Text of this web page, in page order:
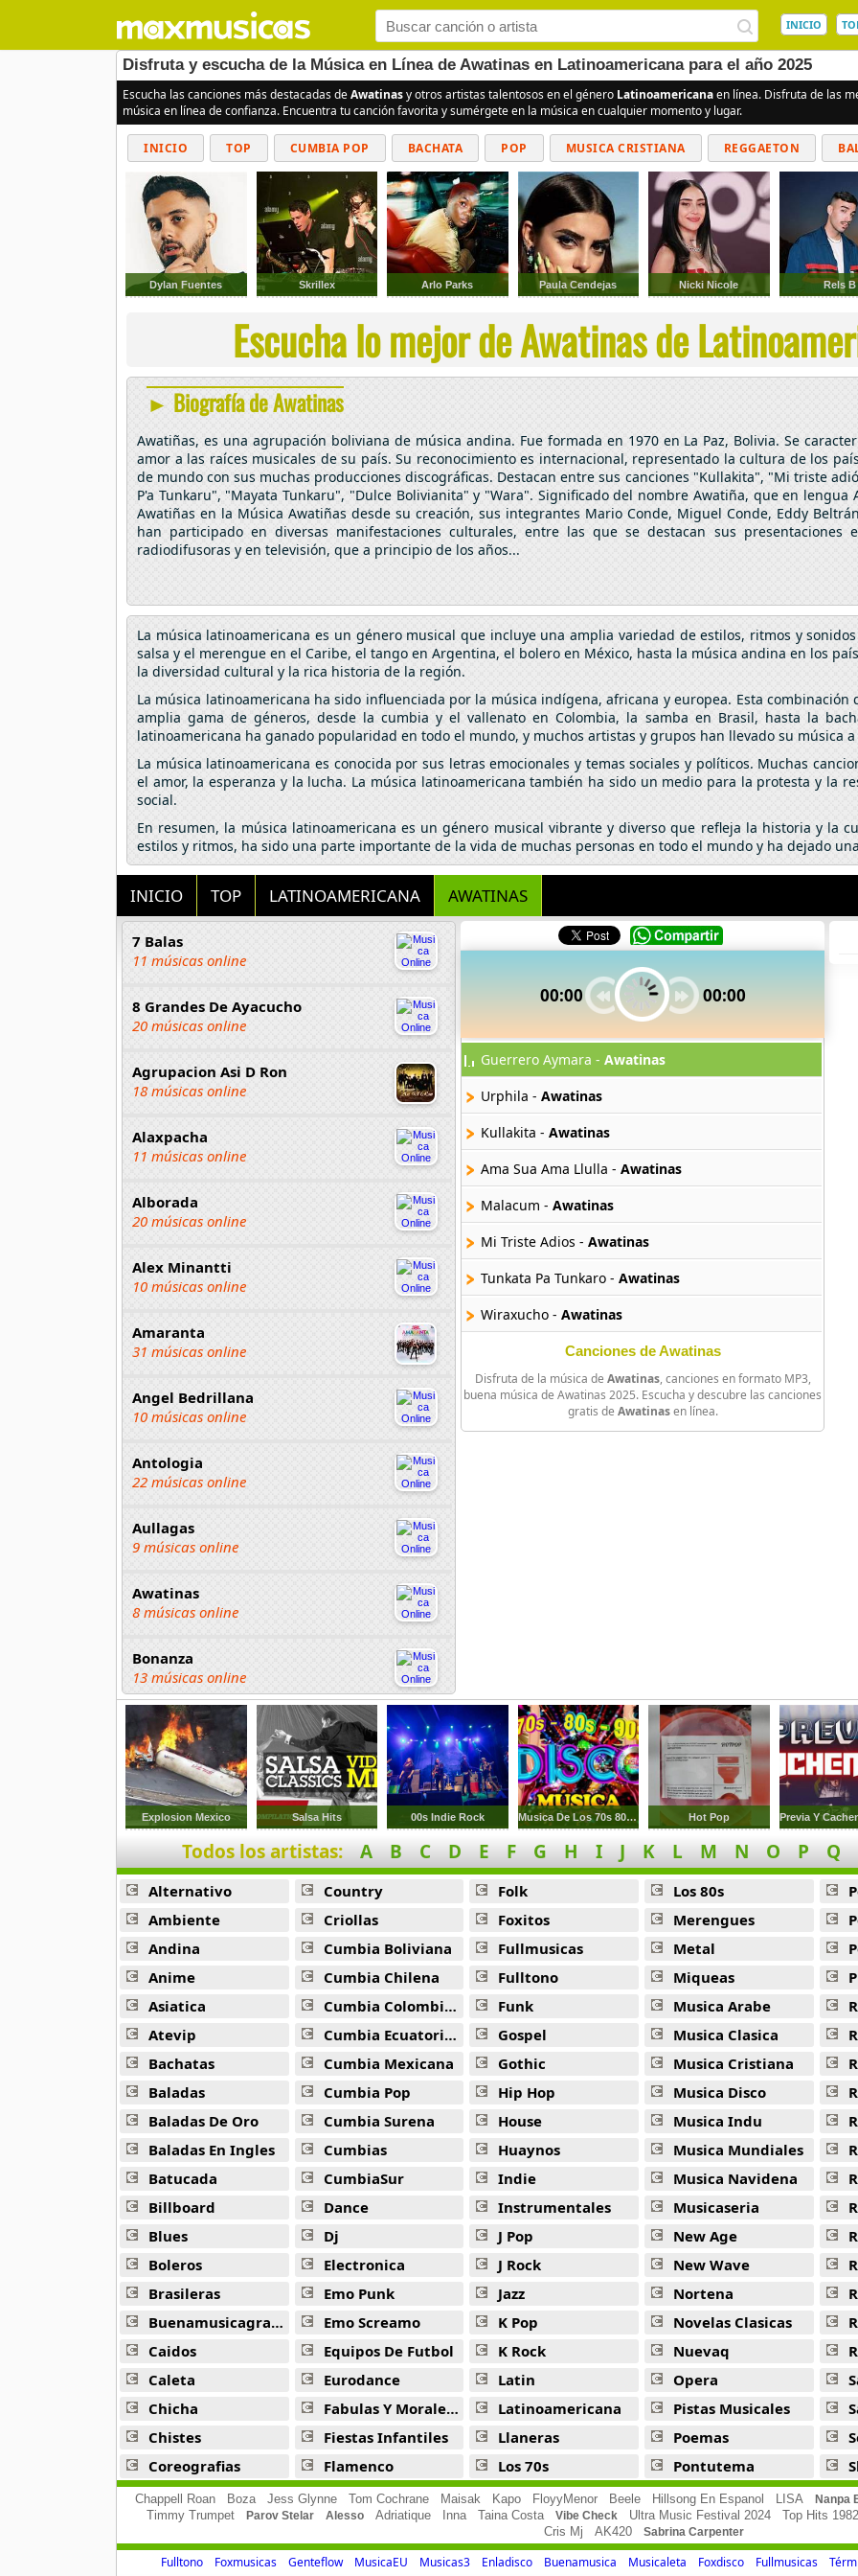
INICIO
Disfruta y escucha de la Música en Línea de Awatinas en Latinoamericana para el año 2025
Escucha las canciones más destacadas deAwatinasy otros artistas talentosos en el género Latinoamericanaen línea. Disfruta de las
música en línea de confianza. Encuentra tu canción favorita y sumérgete en la música en cualquier momento y lugar.
INICIO TOP CUMBIA POP BACHATA POP MUSICA CRISTIANA REGGAETON
CUMBIAS
Dylan Fuentes Skrillex Arlo Parks Paula Cendejas Nicki Nicole Rels B
Escucha lo mejor de Awatinas de
► Biografía de Awatinas
Awatiñas, es una agrupación boliviana de música andina. Fue formada en 1970 en La Paz, Bolivia. Se
amor a las raíces musicales de su país. Su reconocimiento es internacional, representado la cultura de los
de mundo con sus muchas producciones discográficas. Destacan entre sus canciones "Kullakita", "Mi triste
P'a Tunkaru", "Mayata Tunkaru", "Dulce Bolivianita" y "Wara". Significado del nombre Awatiña, que en
Awatiñas en la Música Awatiñas desde su creación, sus integrantes Mario Conde, Miguel Conde, Eddy
han participado en diversas manifestaciones culturales, entre las que se destacan sus presentaciones
radiodifusoras y en televisión, que a principio de los años...
La música latinoamericana es un género musical que incluye una amplia variedad de estilos, ritmos y
salsa y el merengue en el Caribe, el tango en Argentina, el bolero en México, hasta la música andina en los
la diversidad cultural y la rica historia de la región.
La música latinoamericana ha sido influenciada por la música indígena, africana y europea. Esta
amplia gama de géneros, desde la cumbia y el vallenato en Colombia, la samba en Brasil, hasta la
latinoamericana ha ganado popularidad en todo el mundo, y muchos artistas y grupos han llevado su música
La música latinoamericana es conocida por sus letras emocionales y temas sociales y políticos. Muchas
el amor, la esperanza y la lucha. La música latinoamericana también ha sido un medio para la protesta y la
social.
En resumen, la música latinoamericana es un género musical vibrante y diverso que refleja la historia y la
estilos y ritmos, ha sido una parte importante de la vida de muchas personas en todo el mundo y ha dejado
INICIO TOP LATINOAMERICANA AWATINAS
7 Balas
11 músicas online
8 Grandes De Ayacucho
20 músicas online
Agrupacion Asi D Ron
18 músicas online
Alaxpacha
11 músicas online
Alborada
20 músicas online
Alex Minantti
10 músicas online
Amaranta
31 músicas online
Angel Bedrillana
10 músicas online
Antologia
22 músicas online
Aullagas
9 músicas online
Awatinas
8 músicas online
Bonanza
13 músicas online
Chayac
4 músicas online
Chopas
18 músicas online
Chopkjas
12 músicas online
Damaris
11 músicas online
Danielito
5 músicas online
Dennis Fabricio
7 músicas online
Diosdado Gaitan
30 músicas online
Duo Ayacucho
18 músicas online
Duo Latidos
20 músicas online
11 músicas online
Duo Pachas
Duo Retama
12 músicas online
Duo Romances
31 músicas online
Duo Sentimiento
00:00 00:00
Guerrero Aymara - Awatinas
Urphila - Awatinas
Kullakita - Awatinas
Ama Sua Ama Llulla - Awatinas
Malacum - Awatinas
Mi Triste Adios - Awatinas
Tunkata Pa Tunkaro - Awatinas
Wiraxucho - Awatinas
Canciones de Awatinas
Disfruta de la música de Awatinas, canciones en formato MP3,
buena música de Awatinas 2025. Escucha y descubre las canciones
gratis de Awatinasen línea.
Explosion Mexico Salsa Hits 00s Indie Rock Musica De Los 70s 80s 90s Hot Pop
Todos los artistas: A B C D E F G H I J K L M N O P Q
Alternativo
Ambiente
Andina
Anime
Asiatica
Atevip
Bachatas
Baladas
Baladas De Oro
Baladas En Ingles
Batucada
Billboard
Blues
Boleros
Brasileras
Buenamusicagratis
Caidos
Caleta
Chicha
Chistes
Coreografias
Country
Criollas
Cumbia Boliviana
Cumbia Chilena
Cumbia Colombiana
Cumbia Ecuatoriana
Cumbia Mexicana
Cumbia Pop
Cumbia Surena
Cumbias
CumbiaSur
Dance
Dj
Electronica
Emo Punk
Emo Screamo
Equipos De Futbol
Eurodance
Fabulas Y Moralejas
Fiestas Infantiles
Flamenco
Folk
Foxitos
Fullmusicas
Fulltono
Funk
Gospel
Gothic
Hip Hop
House
Huaynos
Indie
Instrumentales
J Pop
J Rock
Jazz
K Pop
K Rock
Latin
Latinoamericana
Llaneras
Los 70s
Los 80s
Merengues
Metal
Miqueas
Musica Arabe
Musica Clasica
Musica Cristiana
Musica Disco
Musica Indu
Musica Mundiales
Musica Navidena
Musicaseria
New Age
New Wave
Nortena
Novelas Clasicas
Nuevaq
Opera
Pistas Musicales
Poemas
Pontutema
Chappell Roan Boza Jess Glynne Tom Cochrane Maisak Kapo FloyyMenor Beele Hillsong En Espanol LISA Nanpa
Timmy Trumpet Parov Stelar Alesso Adriatique Inna Taina Costa Vibe Check Ultra Music Festival 2024 Top Hits 1982
Cris Mj AK420 Sabrina Carpenter
Fulltono Foxmusicas Genteflow MusicaEU Musicas3 Enladisco Buenamusica Musicaleta Foxdisco Fullmusicas